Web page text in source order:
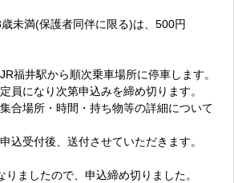
同伴に限る)は、500円
次乗車場所に停車します。
申込みを締め切ります。
・持ち物等の詳細について
付させていただきます。
したので、申込締め切りました。